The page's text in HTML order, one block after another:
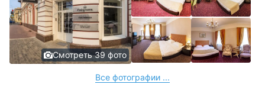
Смотреть 39 фото
Все фотографии ...